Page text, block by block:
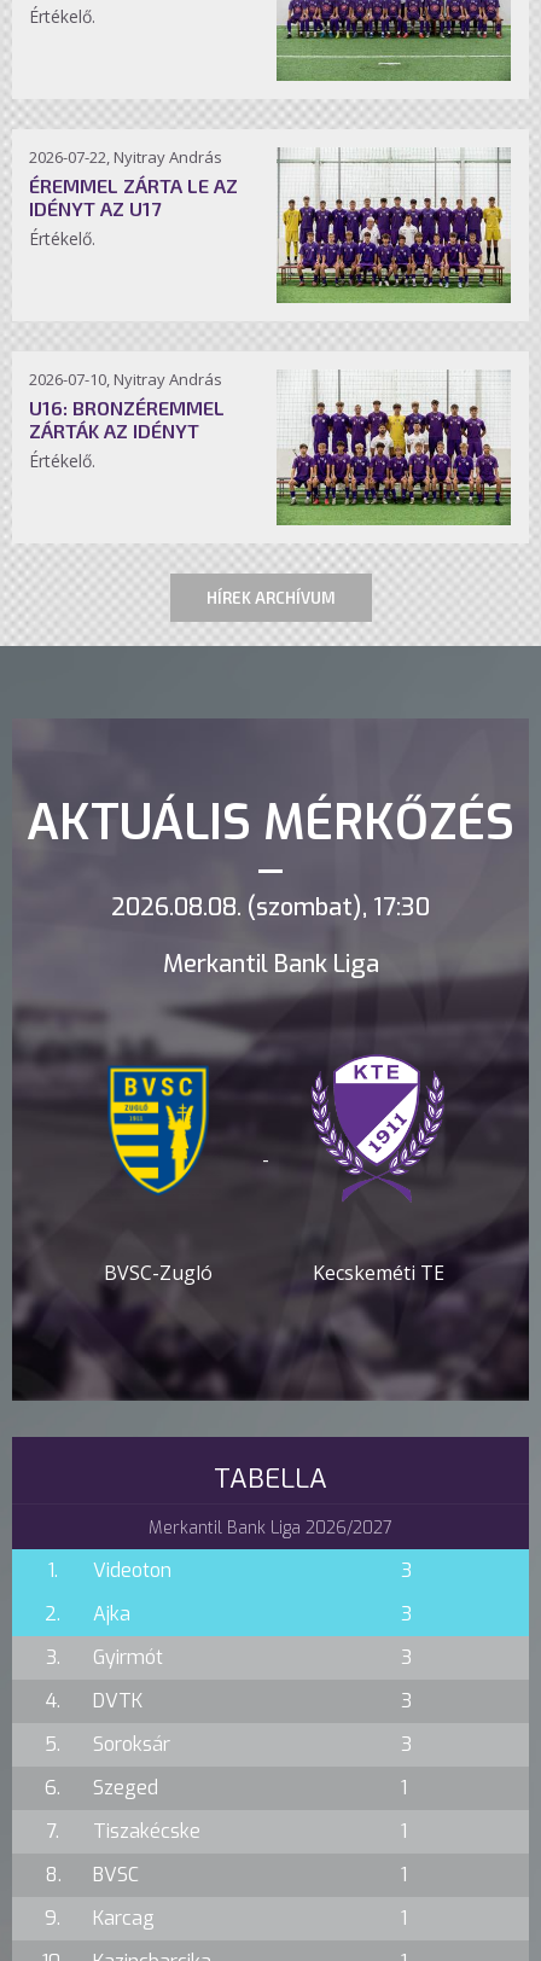
Értékelő.
2026-07-22, Nyitray András
ÉREMMEL ZÁRTA LE AZ
IDÉNYT AZ U17
Értékelő.
2026-07-10, Nyitray András
U16: BRONZÉREMMEL
ZÁRTÁK AZ IDÉNYT
Értékelő.
HÍREK ARCHÍVUM
AKTUÁLIS MÉRKŐZÉS
2026.08.08. (szombat), 17:30
Merkantil Bank Liga
BVSC-Zugló
-
Kecskeméti TE
TABELLA
Merkantil Bank Liga 2026/2027
1. Videoton
3
2.
Ajka
3
3.
Gyirmót
3
4.
DVTK
3
5.
Soroksár
3
6.
Szeged
1
7.
Tiszakécske
1
8.
BVSC
1
9.
Karcag
1